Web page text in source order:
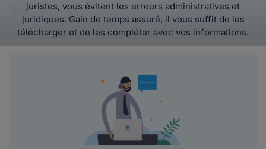
juristes, vous évitent les erreurs administratives et
juridiques. Gain de temps assuré, il vous suffit de les
télécharger et de les compléter avec vos informations.